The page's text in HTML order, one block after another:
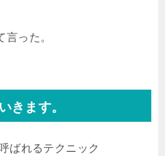
った。
きます。
ばれるテクニック